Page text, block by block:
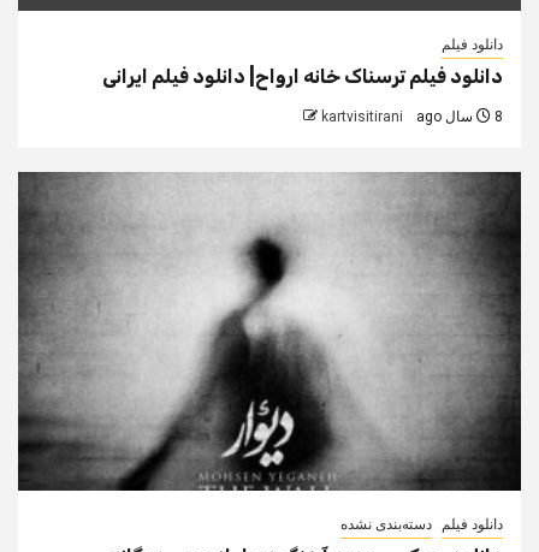
دانلود فیلم
دانلود فیلم ترسناک خانه ارواح| دانلود فیلم ایرانی
8 سال ago kartvisitirani
دانلود فیلم دسته‌بندی نشده